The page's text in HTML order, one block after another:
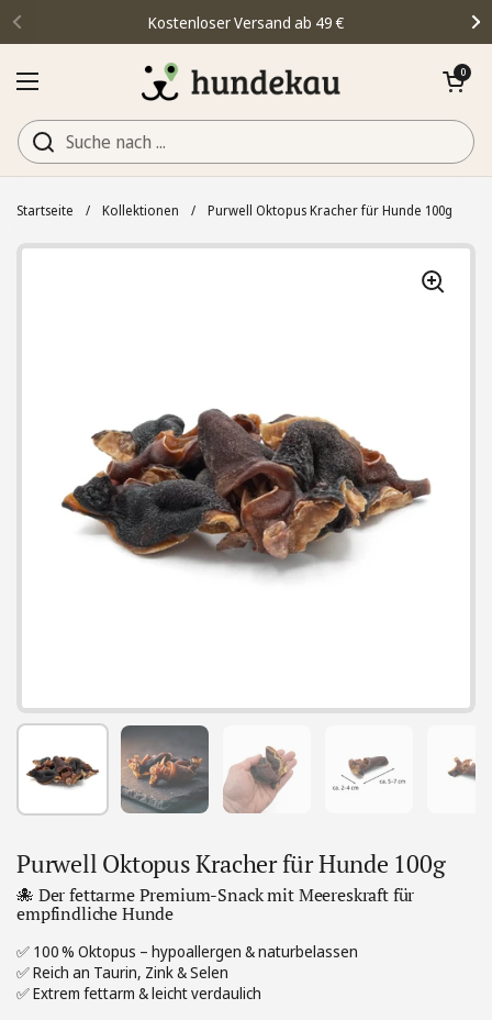
Zum Inhalt springen
Zurück
Kostenloser Versand ab 49 €
Menü öffnen
Warenkorb
0
Startseite / Kollektionen / Purwell Oktopus Kracher für Hunde 100g
Zeige Folie 1 Zeige Folie 2
Purwell Oktopus Kracher für Hunde 100g
🐙 Der fettarme Premium-Snack mit Meereskraft für
empfindliche Hunde
✅ 100 % Oktopus – hypoallergen & naturbelassen
✅ Reich an Taurin, Zink & Selen
✅ Extrem fettarm & leicht verdaulich